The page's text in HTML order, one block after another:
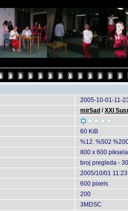
2005-10-01-11-
mir5ad /XXI
60 KiB
%12. %502
800 x 600 piksela
broj pregleda -
2005/10/01
600 pixels
200
3MDSC